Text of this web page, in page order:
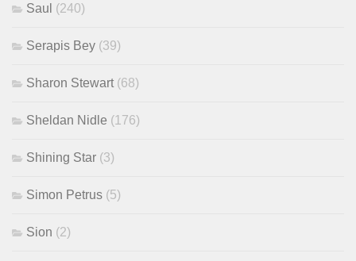
Saul (240)
Serapis Bey (39)
Sharon Stewart (68)
Sheldan Nidle (176)
Shining Star (3)
Simon Petrus (5)
Sion (2)